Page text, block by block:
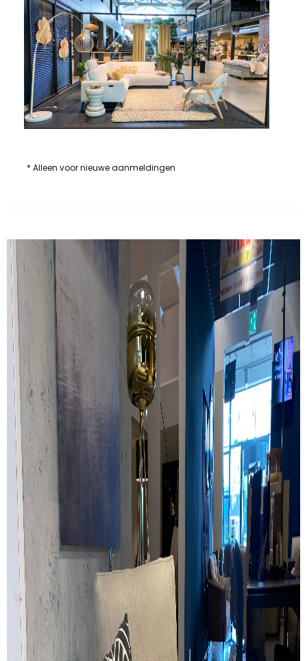
* Alleen voor nieuwe aanmeldingen